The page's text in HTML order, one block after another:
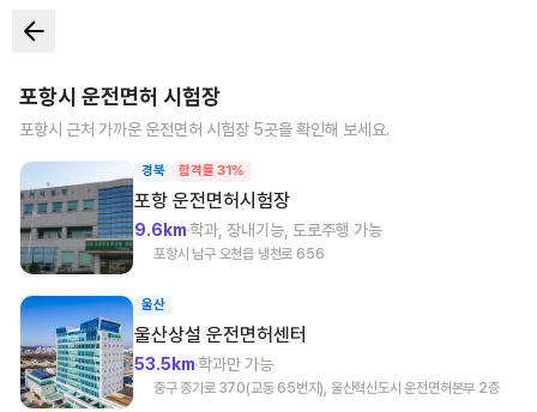
포항시 운전면허 시험장
포항시 근처 가까운 운전면허 시험장 5곳을 확인해 보세요.
경북 합격률 31%
포항 운전면허시험장
9.6km학과, 장내기능, 도로주행 가능
포항시 남구 오천읍 냉천로 656
울산
울산상설 운전면허센터
53.5km학과만 가능
중구 종가로 370(교동 65번지), 울산혁신도시 운전면허본부 2층